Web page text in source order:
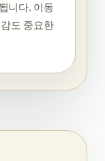
니다. 이동
도 중요한